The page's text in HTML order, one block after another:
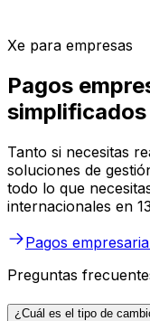
Xe para empresas
Pagos
simplificados
Tanto si necesitas
soluciones de
todo lo que
internacionales en
Pagos
Preguntas
¿Cuál es el tipo de